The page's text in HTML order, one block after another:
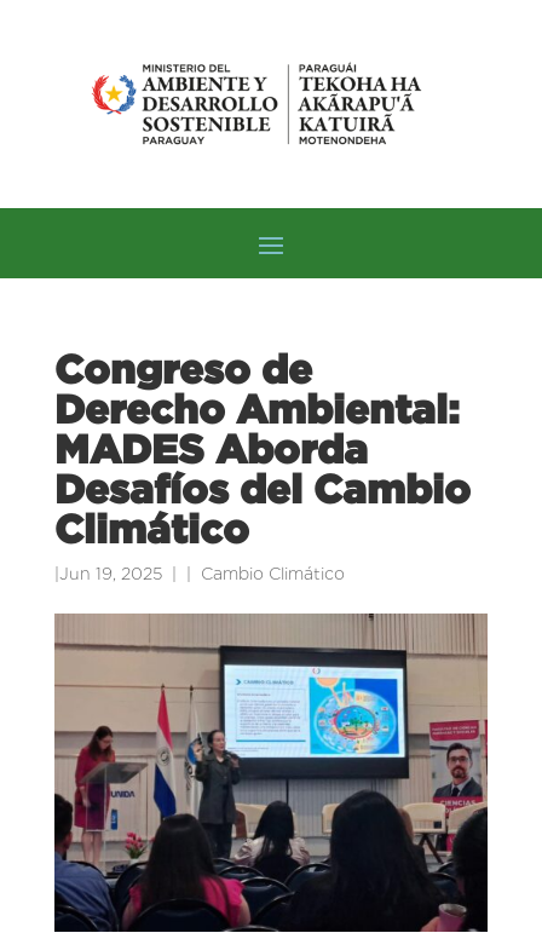
Congreso de
Derecho Ambiental:
MADES Aborda
Desafíos del Cambio
Climático
Jun 19, 2025 Cambio Climático